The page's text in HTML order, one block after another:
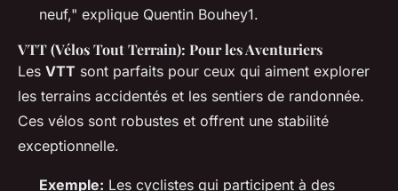
neuf," explique Quentin Bouhey1.
VTT (Vélos Tout Terrain): Pour les Aventuriers
Les VTT sont parfaits pour ceux qui aiment explorer
les terrains accidentés et les sentiers de randonnée.
Ces vélos sont robustes et offrent une stabilité
exceptionnelle.
Exemple: Les cyclistes qui participent à des